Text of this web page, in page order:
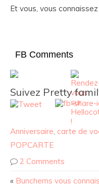
Et vous, vous connaissez
FB Comments
Suivez Pretty
Anniversaire, carte de
POPCARTE
2 Comments
« Bunchems vous